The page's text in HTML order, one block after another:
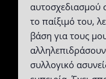
αυτοσχεδιασμού
το παίξιμό του,
βάση για τους
συλλογικό